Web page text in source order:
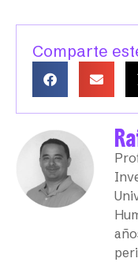
Comparte